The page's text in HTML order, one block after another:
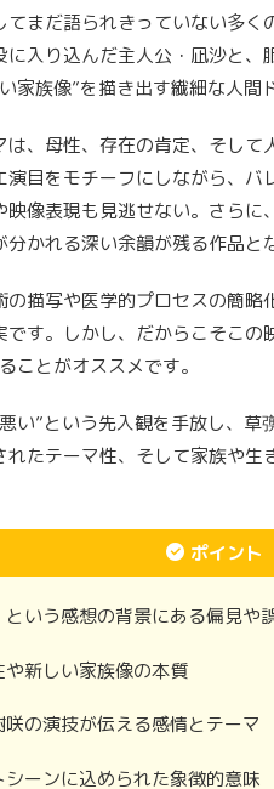
てまだ語られきっていない多
に入り込んだ主人公・凪沙と
家族像”を描き出す繊細な人間
、母性、存在の肯定、そして
演目をモチーフにしながら、
映像表現も見逃せない。さら
かれる深い余韻が残る作品と
の描写や医学的プロセスの簡
です。しかし、だからこそこ
ことがオススメです。
い”という先入観を手放し、草
れたテーマ性、そして家族や
ポイント
という感想の背景にある偏見や
新しい家族像の本質
の演技が伝える感情とテーマ
ーンに込められた象徴的意味